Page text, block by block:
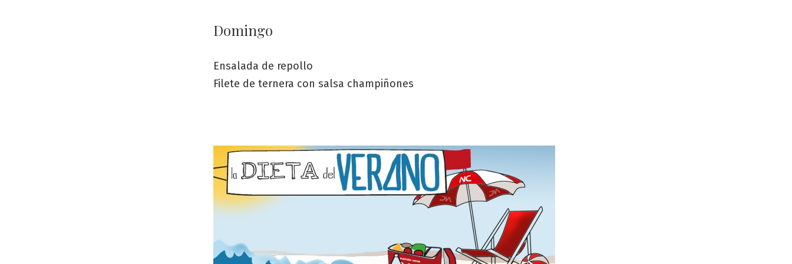
Domingo
Ensalada de repollo
Filete de ternera con salsa champiñones